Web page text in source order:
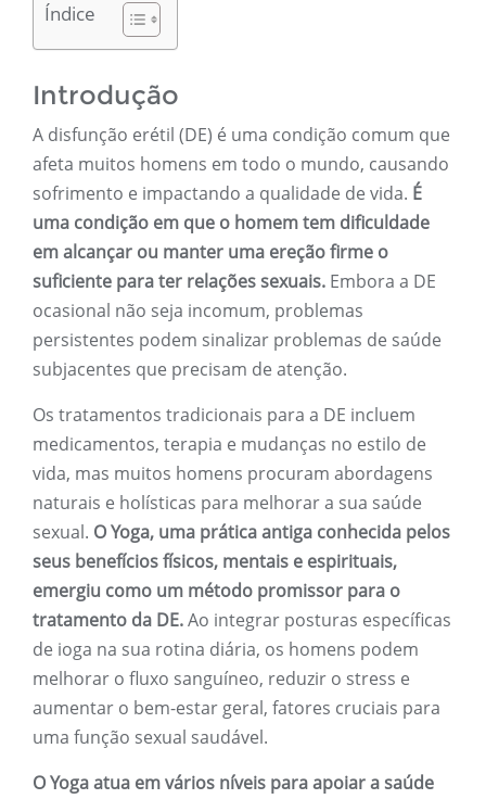
Índice
Introdução
A disfunção erétil (DE) é uma condição comum que
afeta muitos homens em todo o mundo, causando
sofrimento e impactando a qualidade de vida. É
uma condição em que o homem tem dificuldade
em alcançar ou manter uma ereção firme o
suficiente para ter relações sexuais. Embora a DE
ocasional não seja incomum, problemas
persistentes podem sinalizar problemas de saúde
subjacentes que precisam de atenção.
Os tratamentos tradicionais para a DE incluem
medicamentos, terapia e mudanças no estilo de
vida, mas muitos homens procuram abordagens
naturais e holísticas para melhorar a sua saúde
sexual. O Yoga, uma prática antiga conhecida pelos
seus benefícios físicos, mentais e espirituais,
emergiu como um método promissor para o
tratamento da DE.Ao integrar posturas específicas
de ioga na sua rotina diária, os homens podem
melhorar o fluxo sanguíneo, reduzir o stress e
aumentar o bem-estar geral, fatores cruciais para
uma função sexual saudável.
O Yoga atua em vários níveis para apoiar a saúde